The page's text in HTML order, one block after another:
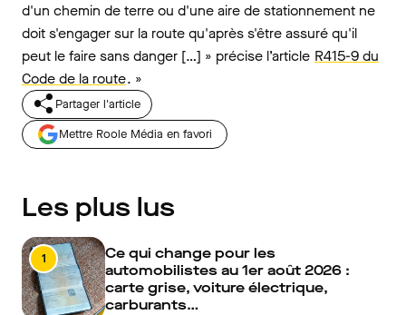
d'un chemin de terre ou d'une aire de stationnement ne
doit s'engager sur la route qu'après s'être assuré qu'il
peut le faire sans danger […] » précise l’article R415-9 du
Code de la route. »
Partager l'article
Mettre Roole Média en favori
Les plus lus
1
Ce qui change pour les
automobilistes au 1er août 2026 :
carte grise, voiture électrique,
carburants…